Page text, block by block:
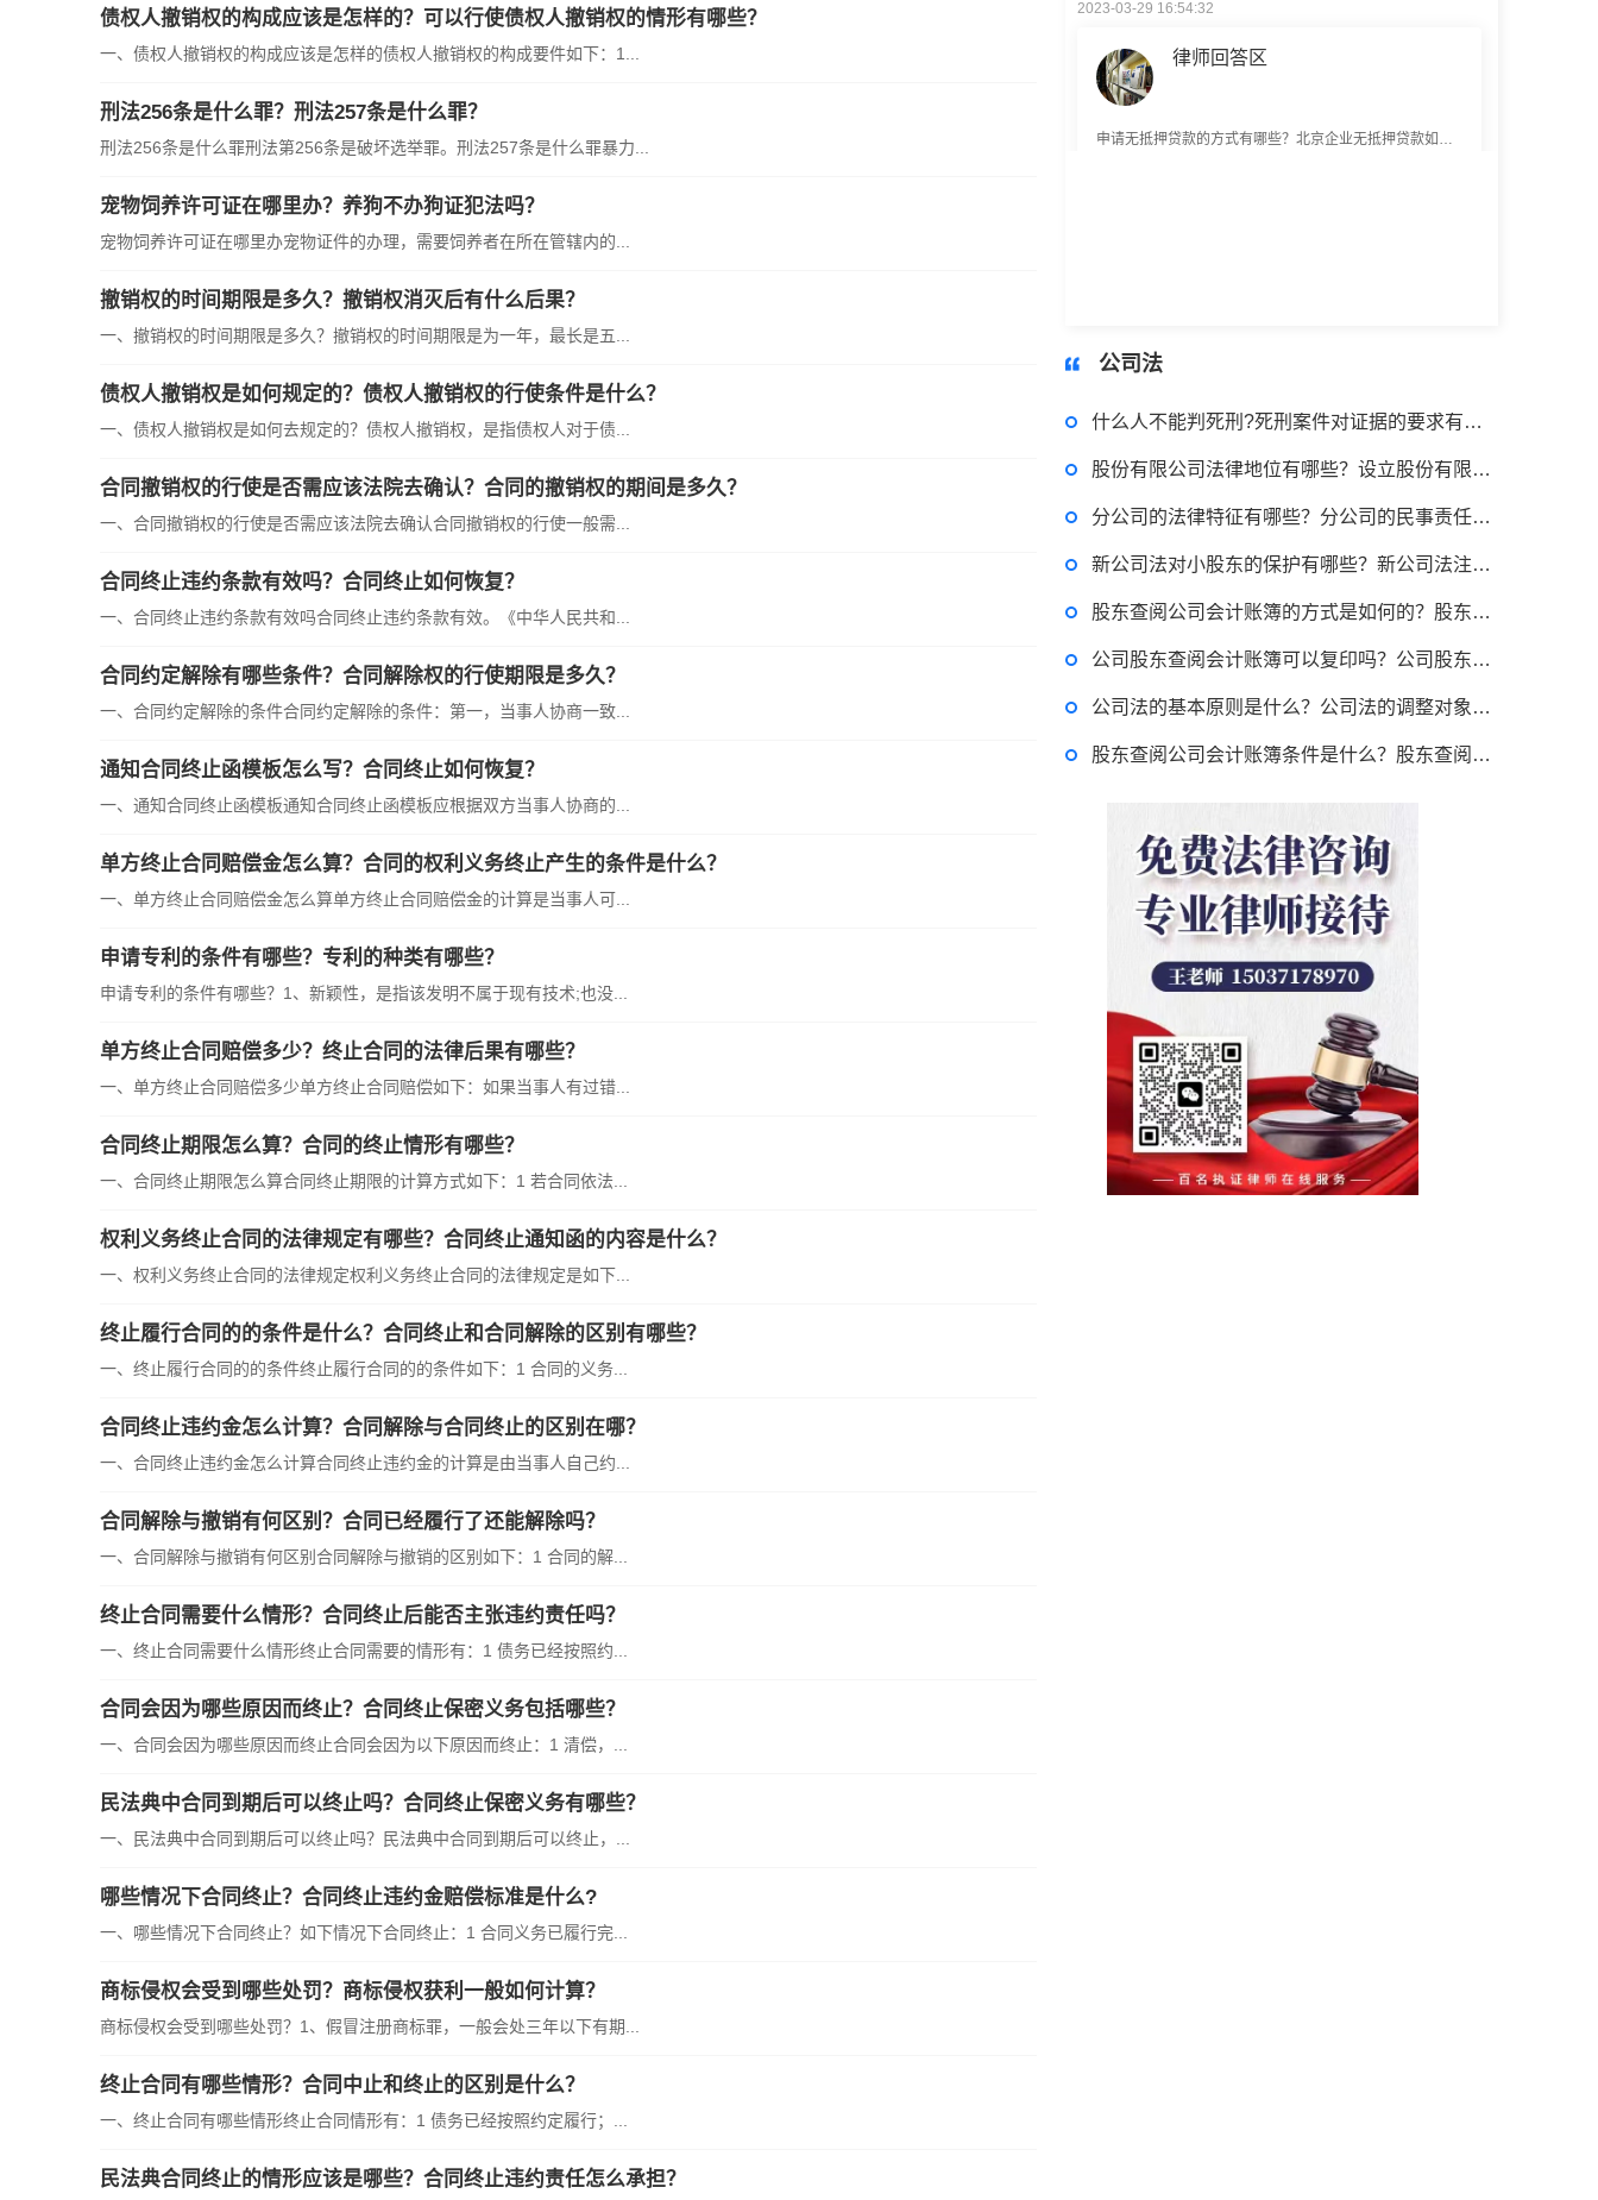
债权人撤销权的构成应该是怎样的？可以行使债权人撤销权的情形有哪些？
一、债权人撤销权的构成应该是怎样的债权人撤销权的构成要件如下：1...
刑法256条是什么罪？刑法257条是什么罪？
刑法256条是什么罪刑法第256条是破坏选举罪。刑法257条是什么罪暴力...
宠物饲养许可证在哪里办？养狗不办狗证犯法吗？
宠物饲养许可证在哪里办宠物证件的办理，需要饲养者在所在管辖内的...
撤销权的时间期限是多久？撤销权消灭后有什么后果？
一、撤销权的时间期限是多久？撤销权的时间期限是为一年，最长是五...
债权人撤销权是如何规定的？债权人撤销权的行使条件是什么？
一、债权人撤销权是如何去规定的？债权人撤销权，是指债权人对于债...
合同撤销权的行使是否需应该法院去确认？合同的撤销权的期间是多久？
一、合同撤销权的行使是否需应该法院去确认合同撤销权的行使一般需...
合同终止违约条款有效吗？合同终止如何恢复？
一、合同终止违约条款有效吗合同终止违约条款有效。《中华人民共和...
合同约定解除有哪些条件？合同解除权的行使期限是多久？
一、合同约定解除的条件合同约定解除的条件：第一，当事人协商一致...
通知合同终止函模板怎么写？合同终止如何恢复？
一、通知合同终止函模板通知合同终止函模板应根据双方当事人协商的...
单方终止合同赔偿金怎么算？合同的权利义务终止产生的条件是什么？
一、单方终止合同赔偿金怎么算单方终止合同赔偿金的计算是当事人可...
申请专利的条件有哪些？专利的种类有哪些？
申请专利的条件有哪些？1、新颖性，是指该发明不属于现有技术;也没...
单方终止合同赔偿多少？终止合同的法律后果有哪些？
一、单方终止合同赔偿多少单方终止合同赔偿如下：如果当事人有过错...
合同终止期限怎么算？合同的终止情形有哪些？
一、合同终止期限怎么算合同终止期限的计算方式如下：1 若合同依法...
权利义务终止合同的法律规定有哪些？合同终止通知函的内容是什么？
一、权利义务终止合同的法律规定权利义务终止合同的法律规定是如下...
终止履行合同的的条件是什么？合同终止和合同解除的区别有哪些？
一、终止履行合同的的条件终止履行合同的的条件如下：1 合同的义务...
合同终止违约金怎么计算？合同解除与合同终止的区别在哪？
一、合同终止违约金怎么计算合同终止违约金的计算是由当事人自己约...
合同解除与撤销有何区别？合同已经履行了还能解除吗？
一、合同解除与撤销有何区别合同解除与撤销的区别如下：1 合同的解...
终止合同需要什么情形？合同终止后能否主张违约责任吗？
一、终止合同需要什么情形终止合同需要的情形有：1 债务已经按照约...
合同会因为哪些原因而终止？合同终止保密义务包括哪些？
一、合同会因为哪些原因而终止合同会因为以下原因而终止：1 清偿，...
民法典中合同到期后可以终止吗？合同终止保密义务有哪些？
一、民法典中合同到期后可以终止吗？民法典中合同到期后可以终止，...
哪些情况下合同终止？合同终止违约金赔偿标准是什么?
一、哪些情况下合同终止？如下情况下合同终止：1 合同义务已履行完...
商标侵权会受到哪些处罚？商标侵权获利一般如何计算？
商标侵权会受到哪些处罚？1、假冒注册商标罪，一般会处三年以下有期...
终止合同有哪些情形？合同中止和终止的区别是什么？
一、终止合同有哪些情形终止合同情形有：1 债务已经按照约定履行；...
民法典合同终止的情形应该是哪些？合同终止违约责任怎么承担？
律师回答区
律师回答区
小额贷款如何贷？小额贷款不还最终有什么后果？工行个人小额贷款的条件是什么？
贷款需要什么条件？贷款买车与全款的区别是什么？贷款买车手续费一般是多少？
公司法
什么人不能判死刑?死刑案件对证据的要求有哪些?
股份有限公司法律地位有哪些？设立股份有限公司的法律意见书
分公司的法律特征有哪些？分公司的民事责任由谁承担？
新公司法对小股东的保护有哪些？新公司法注册资本认缴期限是多久？
股东查阅公司会计账簿的方式是如何的？股东查阅账簿正当目的怎么认定？
公司股东查阅会计账簿可以复印吗？公司股东会计账簿查阅权的行使程序及方式有哪些？
公司法的基本原则是什么？公司法的调整对象有哪些？
股东查阅公司会计账簿条件是什么？股东查阅公司会计账簿可以复制吗？